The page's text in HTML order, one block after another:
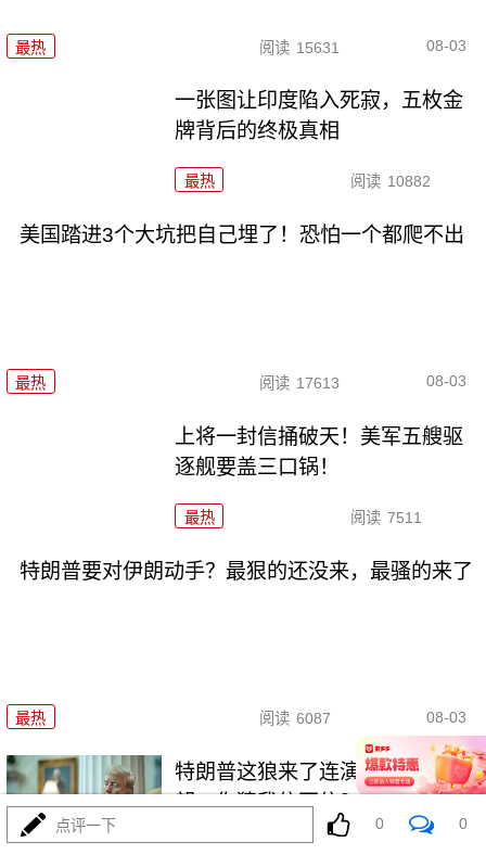
最热 阅读 15631 08-03
一张图让印度陷入死寂，五枚金
牌背后的终极真相
最热 阅读 10882
美国踏进3个大坑把自己埋了！恐怕一个都爬不出
最热 阅读 17613 08-03
上将一封信捅破天！美军五艘驱
逐舰要盖三口锅！
最热 阅读 7511
特朗普要对伊朗动手？最狠的还没来，最骚的来了
最热 阅读 6087 08-03
特朗普这狼来了连演十遍，伊
朗：你猜我信不信？
点评一下 0 0